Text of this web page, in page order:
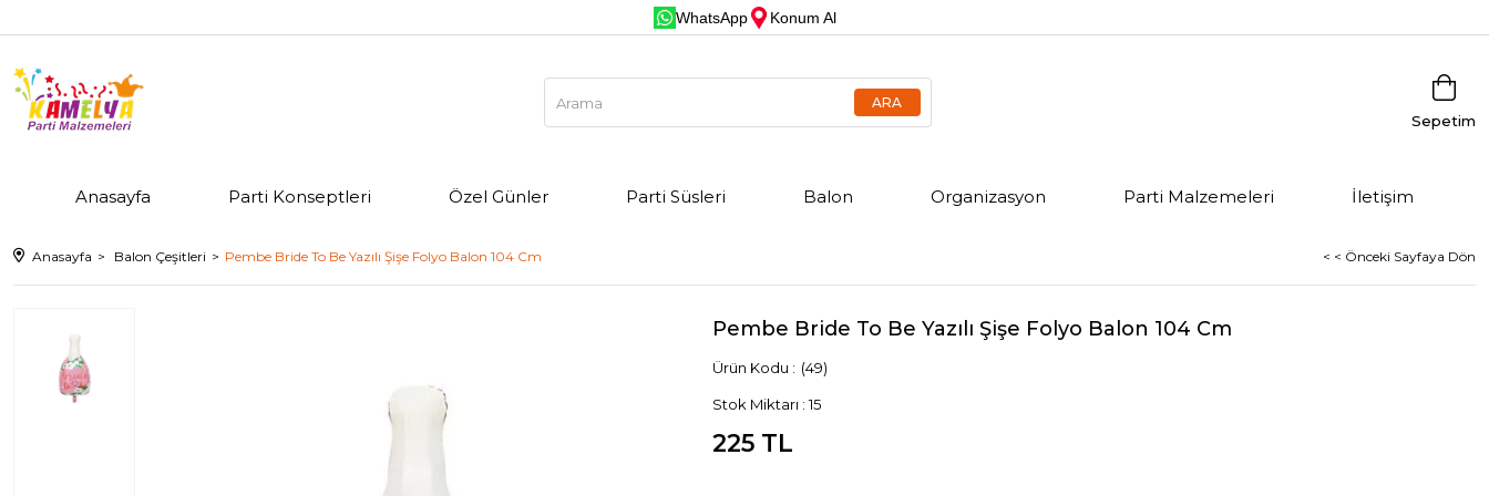
WhatsApp Konum Al
Sepetim
Anasayfa Parti Konseptleri Özel Günler Parti Süsleri Balon Organizasyon Parti Malzemeleri İletişim
Anasayfa Balon Çeşitleri Pembe Bride To Be Yazılı Şişe Folyo Balon 104 Cm < < Önceki Sayfaya Dön
Pembe Bride To Be Yazılı Şişe Folyo Balon 104 Cm
(49)
Stok Miktarı : 15
225 TL